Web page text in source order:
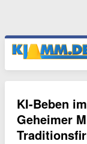
KI-Beben
Geheimer